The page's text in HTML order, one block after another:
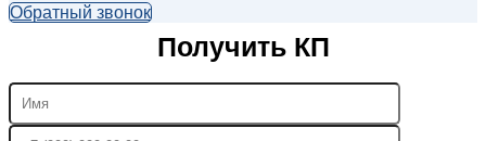
Обратный звонок
Получить КП